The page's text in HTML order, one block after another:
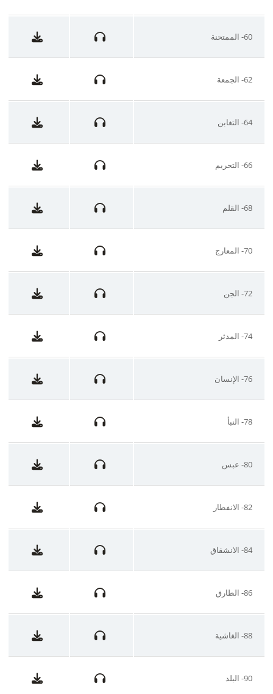
60- الممتحنة
62- الجمعة
64- التغابن
66- التحريم
68- القلم
70- المعارج
72- الجن
74- المدثر
76- الإنسان
78- النبأ
80- عبس
82- الانفطار
84- الانشقاق
86- الطارق
88- الغاشية
90- البلد